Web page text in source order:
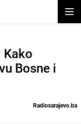
Kako
Bosne i
Radiosarajevo.ba